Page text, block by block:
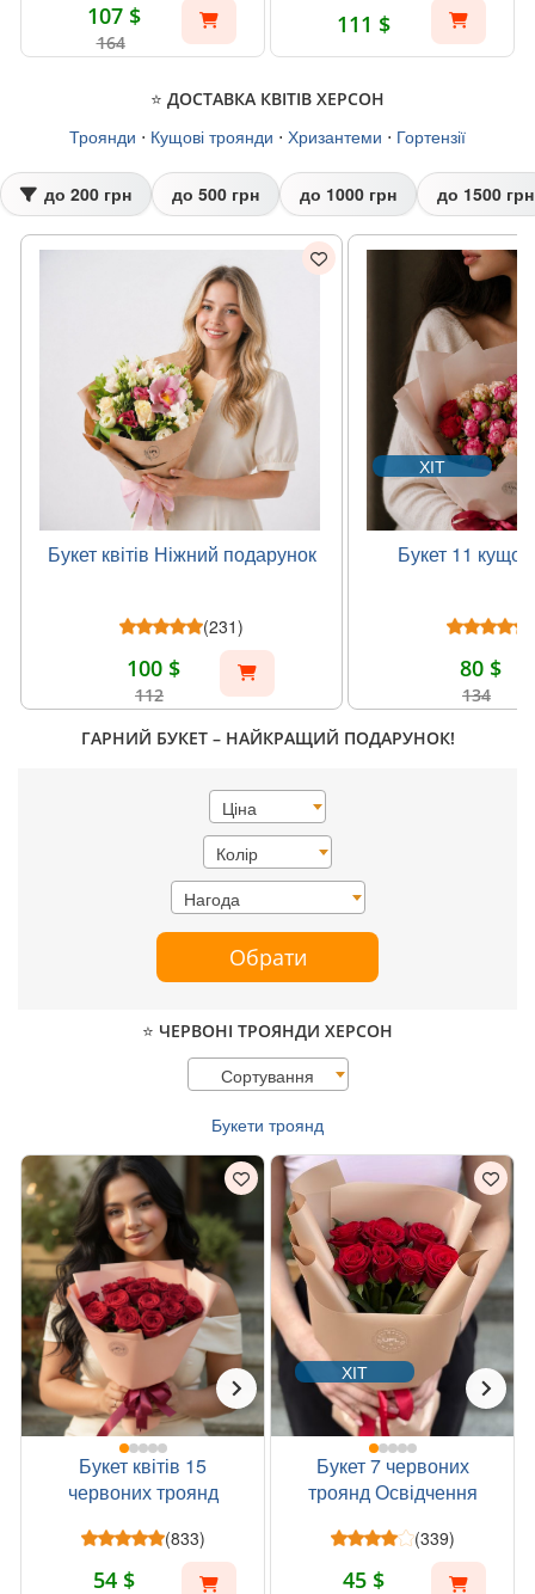
107 $
164
111 $
⭐ ДОСТАВКА КВІТІВ ХЕРСОН
Троянди ⋅ Кущові троянди ⋅ Хризантеми ⋅ Гортензії
до 200 грн до 500 грн до 1000 грн до 1500 грн
Букет квітів Ніжний подарунок
(231)
100 $
112
ХІТ
Букет 11
80 $
134
ГАРНИЙ БУКЕТ – НАЙКРАЩИЙ ПОДАРУНОК!
Ціна
Колір
Нагода
Обрати
⭐ ЧЕРВОНІ ТРОЯНДИ ХЕРСОН
Сортування
Букети троянд
Букет квітів 15
червоних троянд
(833)
54 $
ХІТ
Букет 7 червоних
троянд Освідчення
(339)
45 $